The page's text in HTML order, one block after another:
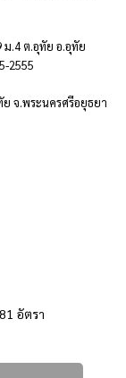
ม.4 ต.อุทัย อ.อุทัย
2555
จ.พระนครศรีอยุธยา
อัตรา